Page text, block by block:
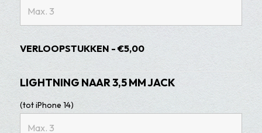
VERLOOPSTUKKEN - €5,00
LIGHTNING NAAR 3,5 MM JACK
(tot iPhone 14)